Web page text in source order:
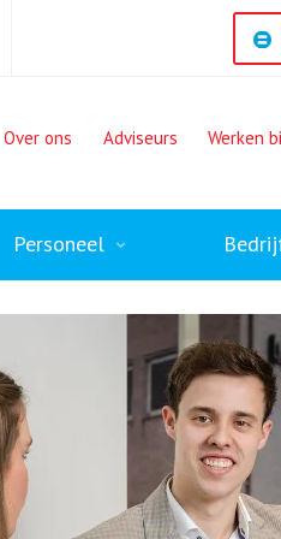
Over ons Adviseurs Werken
Personeel